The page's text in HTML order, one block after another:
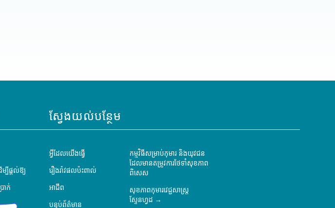
បីផ្តល់ឱ្យ
រាក់
ស្វែងយល់បន្ថែម
អ្វីដែលយើងធ្វើ
រឿងរ៉ាវផលប៉ះពាល់
អាជីព
បន្ទប់ព័ត៌មាន
កម្មវិធីសម្រាប់កុមារ និងយុវជន
ដែលមានតម្រូវការថែទាំសុខភាព
ពិសេស
សុខភាពកុមារវេជ្ជសាស្ត្រ
ស្ទែនហ្វដ